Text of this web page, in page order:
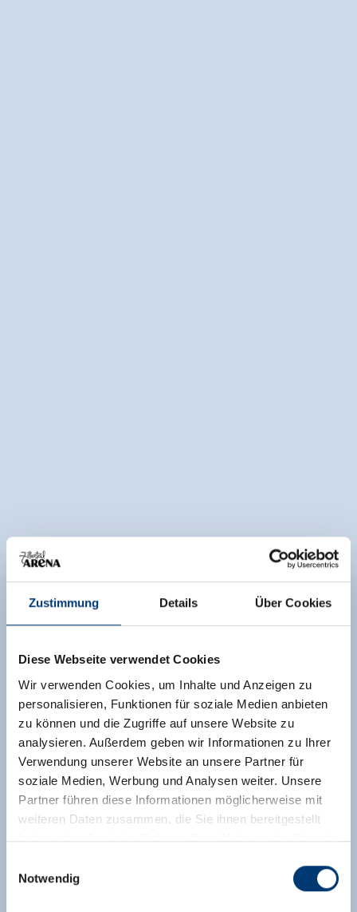
Zustimmung Details Über Cookies
Diese Webseite verwendet Cookies
Wir verwenden Cookies, um Inhalte und Anzeigen zu
personalisieren, Funktionen für soziale Medien anbieten
zu können und die Zugriffe auf unsere Website zu
analysieren. Außerdem geben wir Informationen zu Ihrer
Verwendung unserer Website an unsere Partner für
soziale Medien, Werbung und Analysen weiter. Unsere
Partner führen diese Informationen möglicherweise mit
weiteren Daten zusammen, die Sie ihnen bereitgestellt
haben oder die sie im Rahmen Ihrer Nutzung der Dienste
Notwendig